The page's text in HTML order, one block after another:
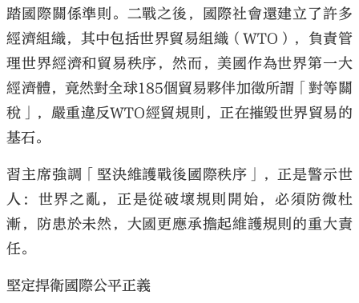
踏國際關係準則。二戰之後，國際社會還建立了許多
經濟組織，其中包括世界貿易組織（WTO），負責管
理世界經濟和貿易秩序，然而，美國作為世界第一大
經濟體，竟然對全球185個貿易夥伴加徵所謂「對等關
稅」，嚴重違反WTO經貿規則，正在摧毀世界貿易的
基石。
習主席強調「堅決維護戰後國際秩序」，正是警示世
人：世界之亂，正是從破壞規則開始，必須防微杜
漸，防患於未然，大國更應承擔起維護規則的重大責
任。
堅定捍衛國際公平正義